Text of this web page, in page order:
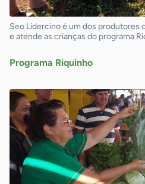
Seo Lidercino é um dos produtores
e atende as crianças do programa
Programa Riquinho